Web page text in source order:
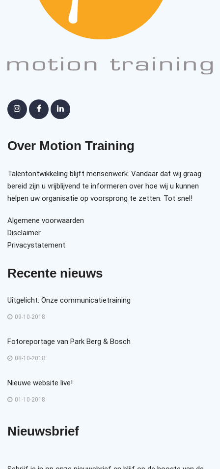
Over Motion Training
Talentontwikkeling blijft mensenwerk. Vandaar dat wij graag
bereid zijn u vrijblijvend te informeren over hoe wij u kunnen
helpen uw organisatie op voorsprong te zetten. Tot snel!
Algemene voorwaarden
Disclaimer
Privacystatement
Recente nieuws
Uitgelicht: Onze communicatietraining
09-10-2018
Fotoreportage van Park Berg & Bosch
08-10-2018
Nieuwe website live!
01-10-2018
Nieuwsbrief